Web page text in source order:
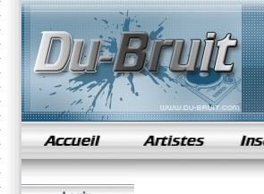
samples de rap